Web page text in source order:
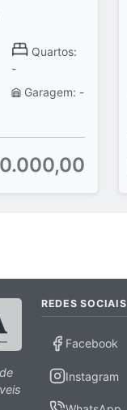
Quartos:
-
Garagem: -
REDES SOCIAIS
Facebook
Instagram